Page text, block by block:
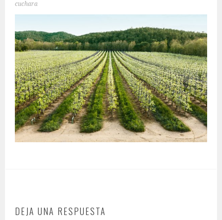
cuchara
DEJA UNA RESPUESTA